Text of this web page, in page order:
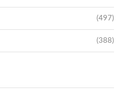
(497)
(388)